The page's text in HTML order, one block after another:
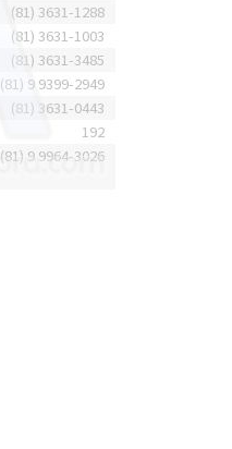
(81) 3631-1288
(81) 3631-1003
(81) 3631-3485
(81) 9 9399-2949
(81) 3631-0443
192
(81) 9 9964-3026